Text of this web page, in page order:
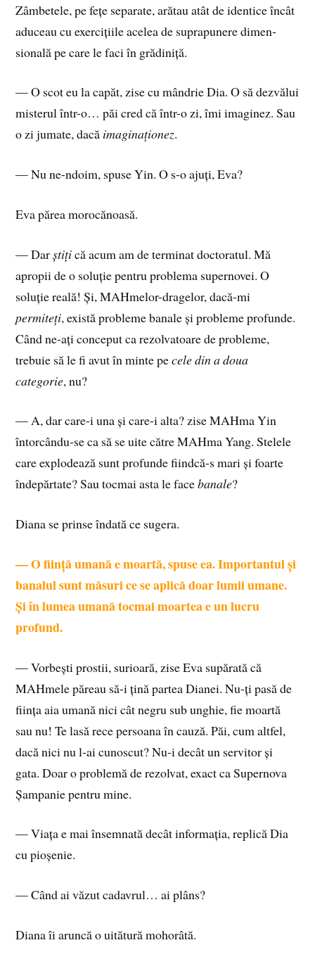
Zâmbetele, pe fețe separate, arătau atât de identice încât
aduceau cu exercițiile acelea de suprapunere dimen­
sională pe care le faci în grădiniță.
— O scot eu la capăt, zise cu mândrie Dia. O să dez­vălui
misterul într-o… păi cred că într-o zi, îmi imaginez. Sau
o zi jumate, dacă imaginaționez.
— Nu ne-ndoim, spuse Yin. O s-o ajuți, Eva?
Eva părea morocănoasă.
— Darștițică acum am de terminat doctoratul. Mă
apropii de o soluție pentru problema supernovei. O
soluție reală! Și, MAHmelor-dragelor, dacă-mi
permiteți, există probleme banale și probleme profunde.
Când ne-ați conceput ca rezolvatoare de probleme,
trebuie să le fi avut în minte pecele din a doua
categorie, nu?
— A, dar care-i una și care-i alta? zise MAHma Yin
întorcându-se ca să se uite către MAHma Yang. Stelele
care explodează sunt profunde fiindcă-s mari și foarte
îndepărtate? Sau tocmai asta le facebanale?
Diana se prinse îndată ce sugera.
— O ființă umană e moartă, spuse ea. Importantul și
banalul sunt măsuri ce se aplică doar lumii umane.
Și în lumea umană tocmai moartea e un lucru
profund.
— Vorbești prostii, surioară, zise Eva supărată că
MAHmele păreau să-i țină partea Dianei. Nu-ți pasă de
ființa aia umană nici cât negru sub unghie, fie moartă
sau nu! Te lasă rece persoana în cauză. Păi, cum altfel,
dacă nici nu l-ai cunoscut? Nu-i decât un servitor și
gata. Doar o problemă de rezolvat, exact ca Supernova
Șampanie pentru mine.
— Viața e mai însemnată decât informația, replică Dia
cu pioșenie.
— Când ai văzut cadavrul… ai plâns?
Diana îi aruncă o uitătură mohorâtă.